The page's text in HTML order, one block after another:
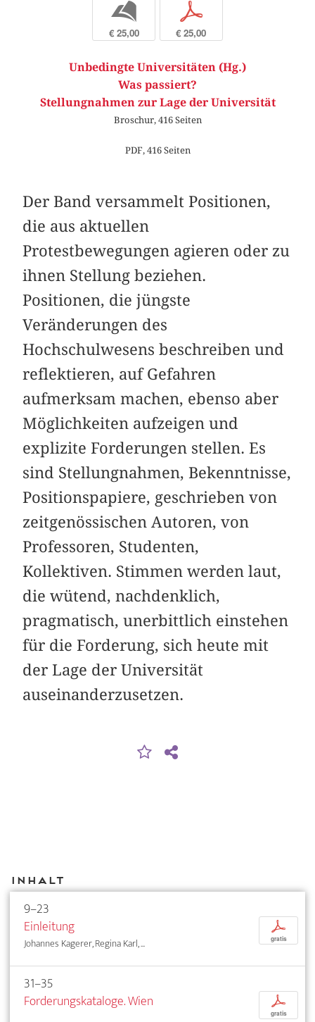
b
€ 25,00
p
€ 25,00
Unbedingte Universitäten (Hg.)
Was passiert?
Stellungnahmen zur Lage der Universität
Broschur, 416 Seiten
PDF, 416 Seiten
Der Band versammelt Positionen,
die aus ­aktuellen
Protestbewegungen agieren oder zu
ihnen Stellung beziehen.
Positionen, die jüngste
Veränderungen des
Hochschulwesens beschreiben und
reflektieren, auf Gefahren
aufmerksam machen, ebenso aber
Möglichkeiten aufzeigen und
explizite Forderungen stellen. Es
sind Stellungnahmen, Bekenntnisse,
Positionspapiere, geschrieben von
zeitgenössischen Autoren, von
Professoren, Studenten,
Kollektiven. Stimmen werden laut,
die wütend, nachdenklich,
pragmatisch, unerbittlich einstehen
für die Forderung, sich heute mit
der Lage der Universität
auseinanderzusetzen.
Inhalt
9–23
Einleitung
Johannes Kagerer, Regina Karl, ...
p
gratis
31–35
Forderungskataloge. Wien
p
gratis